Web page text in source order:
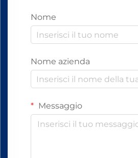
Nome
Nome azienda
Messaggio